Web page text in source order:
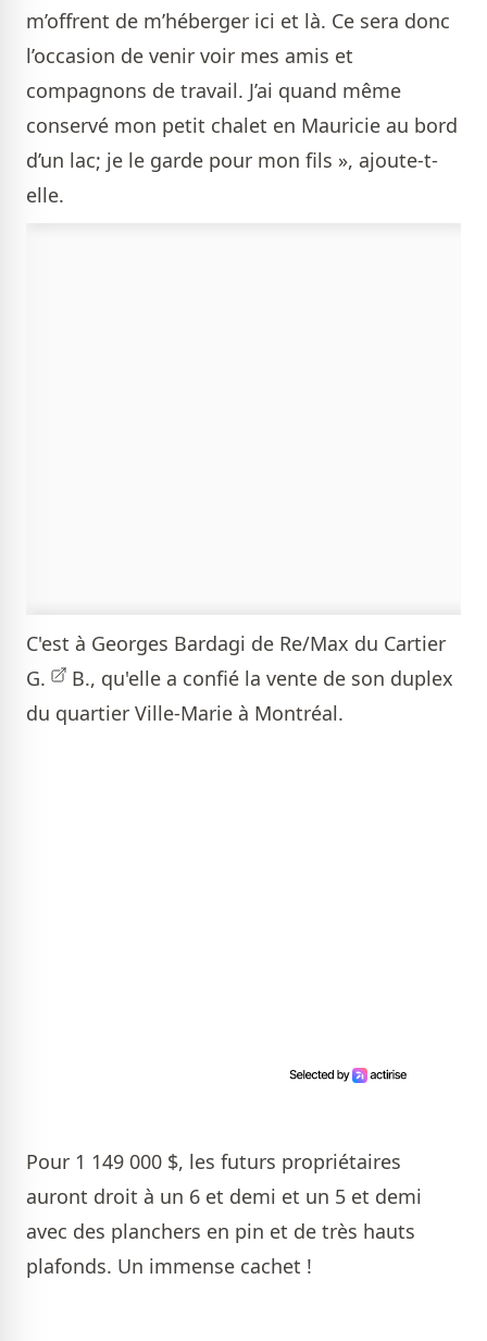
m’offrent de m’héberger ici et là. Ce sera donc
l’occasion de venir voir mes amis et
compagnons de travail. J’ai quand même
conservé mon petit chalet en Mauricie au bord
d’un lac; je le garde pour mon fils », ajoute-t-
elle.
C'est à Georges Bardagi de Re/Max du Cartier
G.
B., qu'elle a confié la vente de son duplex
du quartier Ville-Marie à Montréal.
Pour 1 149 000 $, les futurs propriétaires
auront droit à un 6 et demi et un 5 et demi
avec des planchers en pin et de très hauts
plafonds. Un immense cachet !